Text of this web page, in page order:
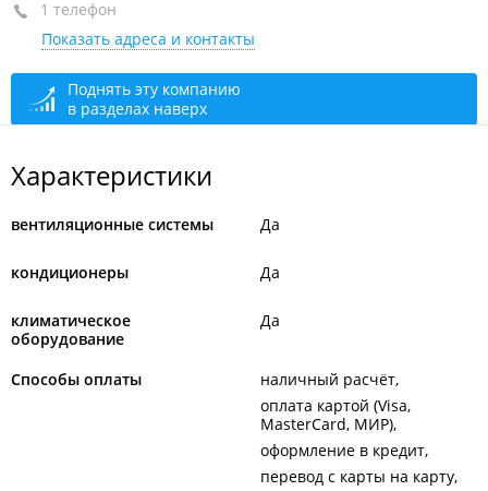
ТЦ "Дом Быта"
+7 953 214-53-01
открыто: 09:00–18:00
1 телефон
Показать адреса и контакты
Поднять эту компанию
в разделах наверх
Характеристики
вентиляционные системы Да
кондиционеры Да
климатическое
оборудование
Да
Способы оплаты
наличный расчёт
оплата картой (Visa,
MasterCard, МИР)
оформление в кредит
перевод с карты на карту